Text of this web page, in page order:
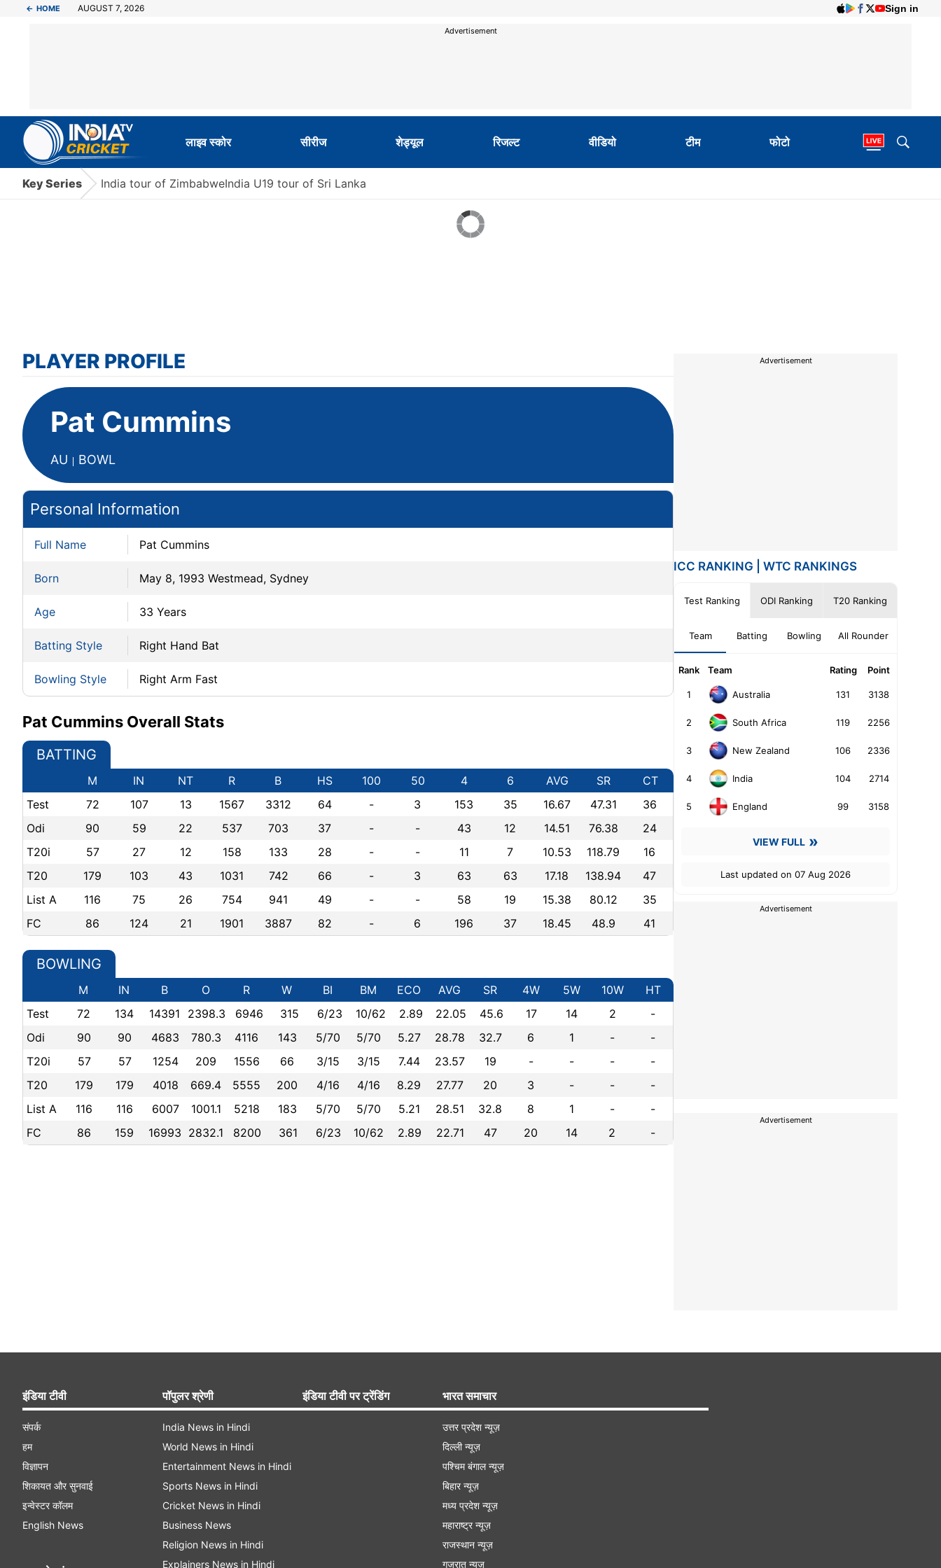
← HOME AUGUST 7, 2026 Sign in
Advertisement
लाइव स्‍कोर सीरीज शेड्यूल रिजल्‍ट वीडियो टीम फोटो
Key Series India tour of ZimbabweIndia U19 tour of Sri Lanka
PLAYER PROFILE
Pat Cummins
AU BOWL
Personal Information
Full Name Pat Cummins
Born May 8, 1993 Westmead, Sydney
Age 33 Years
Batting Style Right Hand Bat
Bowling Style Right Arm Fast
Pat Cummins Overall Stats
BATTING
M IN NT R B HS 100 50 4 6 AVG SR
CT
Test
72 107 13 1567 3312 64 - 3 153 35 16.67 47.31
36
Odi
90 59 22 537 703 37 - - 43 12 14.51 76.38
24
T20i
57 27 12 158 133 28 - - 11 7 10.53 118.79
16
T20
179 103 43 1031 742 66 - 3 63 63 17.18 138.94
47
List A
116 75 26 754 941 49 - - 58 19 15.38 80.12
35
FC
86 124 21 1901 3887 82 - 6 196 37 18.45 48.9 41
BOWLING
M IN B O R W BI BM ECO AVG SR 4W 5W 10W
HT
Test
72 134 14391 2398.3 6946 315 6/23 10/62 2.89 22.05 45.6 17 14 2
-
Odi
90 90 4683 780.3 4116 143 5/70 5/70 5.27 28.78 32.7 6 1 -
-
T20i
57 57 1254 209 1556 66 3/15 3/15 7.44 23.57 19 - - -
-
T20
179 179 4018 669.4 5555 200 4/16 4/16 8.29 27.77 20 3 - -
-
List A
116 116 6007 1001.1 5218 183 5/70 5/70 5.21 28.51 32.8 8 1 -
-
FC
86 159 16993 2832.1 8200 361 6/23 10/62 2.89 22.71 47 20 14 2 -
Advertisement
ICC RANKING WTC RANKINGS
Test Ranking ODI Ranking T20 Ranking
Rank Team Rating Point
1 Australia 131 3138
2 South Africa 119 2256
3 New Zealand 106 2336
4 India 104 2714
5 England 99 3158
Team Batting Bowling All Rounder
VIEW FULL
Last updated on 07 Aug 2026
Advertisement
Advertisement
इंडिया टीवी
संपर्क
हम
विज्ञापन
शिकायत और सुनवाई
इन्वेस्टर कॉलम
English News
पॉपुलर श्रेणी
India News in Hindi
World News in Hindi
Entertainment News in Hindi
Sports News in Hindi
Cricket News in Hindi
Business News
Religion News in Hindi
Explainers News in Hindi
इंडिया टीवी पर ट्रेंडिंग भारत समाचार
उत्तर प्रदेश न्यूज़
दिल्ली न्यूज़
पश्चिम बंगाल न्यूज़
बिहार न्यूज़
मध्य प्रदेश न्यूज़
महाराष्ट्र न्यूज़
राजस्थान न्यूज़
गुजरात न्यूज़